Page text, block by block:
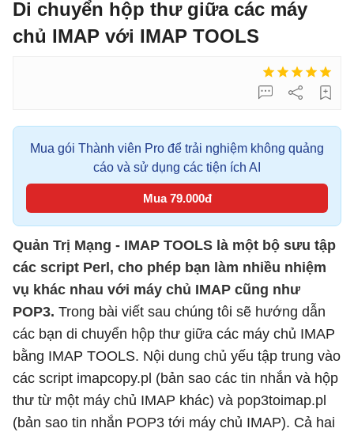
Di chuyển hộp thư giữa các máy
chủ IMAP với IMAP TOOLS
Mua gói Thành viên Pro để trải nghiệm không quảng
cáo và sử dụng các tiện ích AI
Mua 79.000đ
Quản Trị Mạng - IMAP TOOLS là một bộ sưu tập
các script Perl, cho phép bạn làm nhiều nhiệm
vụ khác nhau với máy chủ IMAP cũng như
POP3. Trong bài viết sau chúng tôi sẽ hướng dẫn
các bạn di chuyển hộp thư giữa các máy chủ IMAP
bằng IMAP TOOLS. Nội dung chủ yếu tập trung vào
các script imapcopy.pl (bản sao các tin nhắn và hộp
thư từ một máy chủ IMAP khác) và pop3toimap.pl
(bản sao tin nhắn POP3 tới máy chủ IMAP). Cả hai